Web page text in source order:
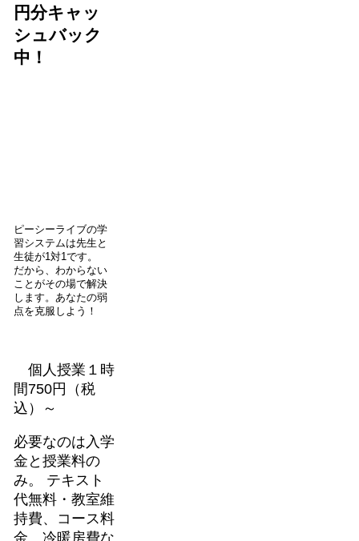
円分キャッ
シュバック
中！
ピーシーライブの学
習システムは先生と
生徒が1対1です。
だから、わからない
ことがその場で解決
します。あなたの弱
点を克服しよう！
個人授業１時
間750円（税
込）～
必要なのは入学
金と授業料の
み。 テキスト
代無料・教室維
持費、コース料
金、冷暖房費な